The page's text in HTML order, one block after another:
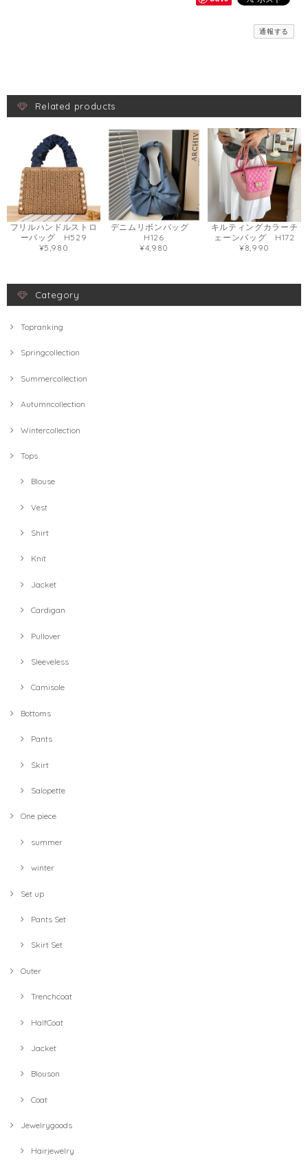
通報する
Related products
フリルハンドルストロ
ーバッグ H529
¥5,980
デニムリボンバッグ
H126
¥4,980
キルティングカラーチ
ェーンバッグ H172
¥8,990
Category
Topranking
Springcollection
Summercollection
Autumncollection
Wintercollection
Tops
Blouse
Vest
Shirt
Knit
Jacket
Cardigan
Pullover
Sleeveless
Camisole
Bottoms
Pants
Skirt
Salopette
One piece
summer
winter
Set up
Pants Set
Skirt Set
Outer
Trenchcoat
HalfCoat
Jacket
Blouson
Coat
Jewelrygoods
Hairjewelry